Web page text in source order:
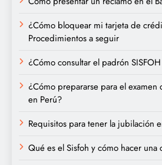
¿Cómo bloquear mi tarjeta de
Procedimientos a seguir
¿Cómo consultar el padrón
¿Cómo prepararse para el examen
en Perú?
Requisitos para tener la jubilación
Qué es el Sisfoh y cómo hacer una